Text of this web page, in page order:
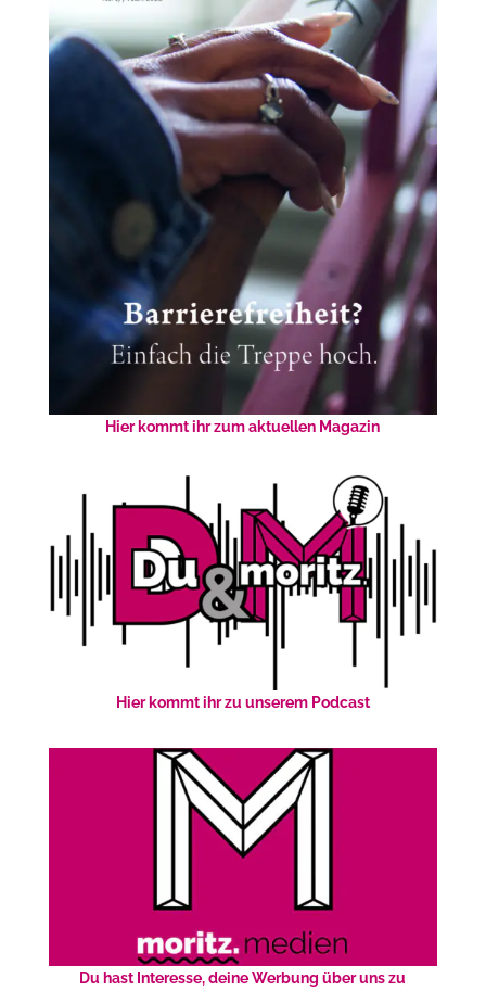
Hier kommt ihr zum aktuellen Magazin
Hier kommt ihr zu unserem Podcast
Du hast Interesse, deine Werbung über uns zu